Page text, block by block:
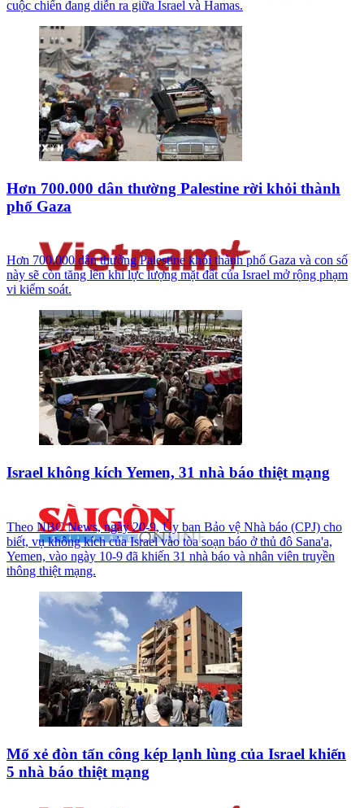
cuộc chiến đang diễn ra giữa Israel và Hamas.
Hơn 700.000 dân thường Palestine rời khỏi thành
phố Gaza
Hơn 700.000 dân thường Palestine khỏi thành phố Gaza và con số
này sẽ còn tăng lên khi lực lượng mặt đất của Israel mở rộng phạm
vi kiểm soát.
Israel không kích Yemen, 31 nhà báo thiệt mạng
Theo NBC News, ngày 20-9, Ủy ban Bảo vệ Nhà báo (CPJ) cho
biết, vụ không kích của Israel vào tòa soạn báo ở thủ đô Sana'a,
Yemen, vào ngày 10-9 đã khiến 31 nhà báo và nhân viên truyền
thông thiệt mạng.
Mổ xẻ đòn tấn công kép lạnh lùng của Israel khiến
5 nhà báo thiệt mạng